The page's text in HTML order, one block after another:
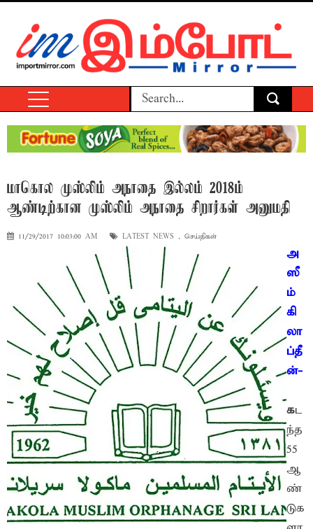
மாகொல முஸ்லிம் அநாதை இல்லம் 2018ம்
ஆண்டிற்கான முஸ்லிம் அநாதை சிறார்கள் அனுமதி
11/29/2017 10:03:00 AM LATEST NEWS , செய்திகள்
அ
ஸீ
ம்
கி
லா
ப்தீ
ன்-
கட
ந்த
55
ஆ
ண்
டுக